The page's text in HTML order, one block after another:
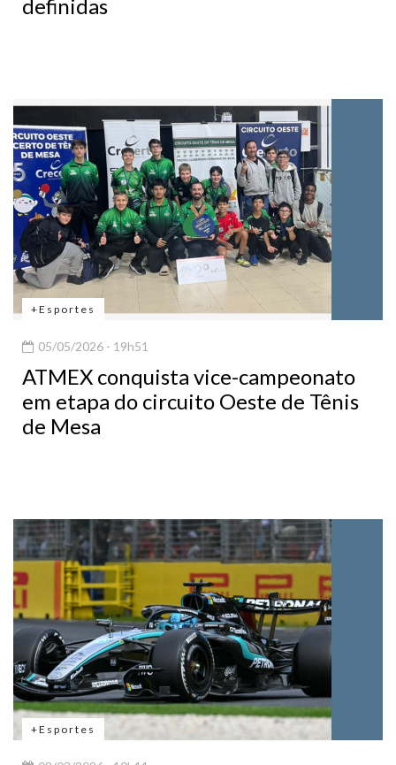
definidas
+Esportes
05/05/2026 - 19h51
ATMEX conquista vice-campeonato
em etapa do circuito Oeste de Tênis
de Mesa
+Esportes